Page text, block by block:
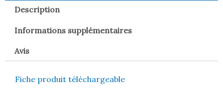
Description
Informations supplémentaires
Avis
Fiche produit téléchargeable